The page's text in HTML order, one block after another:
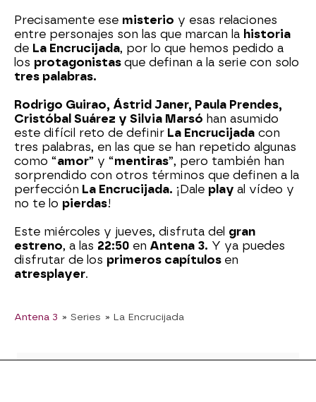
Precisamente ese misterio y esas relaciones
entre personajes son las que marcan la historia
de La Encrucijada, por lo que hemos pedido a
los protagonistas que definan a la serie con solo
tres palabras.
Rodrigo Guirao, Ástrid Janer, Paula Prendes,
Cristóbal Suárez y Silvia Marsó han asumido
este difícil reto de definir La Encrucijada con
tres palabras, en las que se han repetido algunas
como “amor” y “mentiras”, pero también han
sorprendido con otros términos que definen a la
perfección La Encrucijada. ¡Dale play al vídeo y
no te lo pierdas!
Este miércoles y jueves, disfruta del gran
estreno, a las 22:50 en Antena 3. Y ya puedes
disfrutar de los primeros capítulos en
atresplayer.
Antena 3 » Series » La Encrucijada